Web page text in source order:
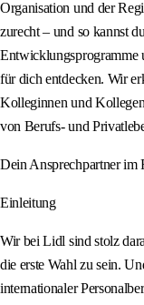
Organisation und der
zurecht – und so kannst
Entwicklungsprogramme
für dich entdecken. Wir
Kolleginnen und
von Berufs- und
Dein Ansprechpartner im
Einleitung
Wir bei Lidl sind stolz
die erste Wahl zu sein.
internationaler